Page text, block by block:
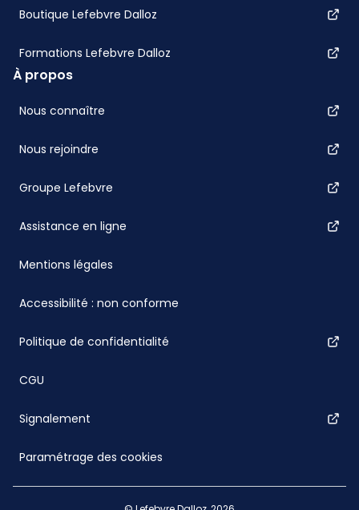
Boutique Lefebvre Dalloz
Formations Lefebvre Dalloz
À propos
Nous connaître
Nous rejoindre
Groupe Lefebvre
Assistance en ligne
Mentions légales
Accessibilité : non conforme
Politique de confidentialité
CGU
Signalement
Paramétrage des cookies